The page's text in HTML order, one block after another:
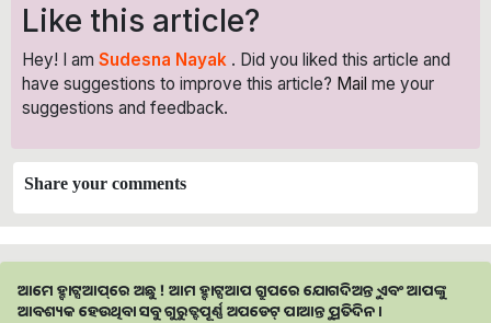
Like this article?
Hey! I am Sudesna Nayak . Did you liked this article and
have suggestions to improve this article? Mail me your
suggestions and feedback.
Share your comments
ଆମେ ହ୍ବାଟ୍ସଆପ୍‌ରେ ଅଛୁ ! ଆମ ହ୍ବାଟ୍ସଆପ ଗ୍ରୁପରେ ଯୋଗଦିଅନ୍ତୁ ଏବଂ ଆପଙ୍କୁ
ଆବଶ୍ୟକ ହେଉଥିବା ସବୁ ଗୁରୁତ୍ବପୂର୍ଣ୍ଣ ଅପଡେଟ୍‌ ପାଆନ୍ତୁ ପ୍ରତିଦିନ ।